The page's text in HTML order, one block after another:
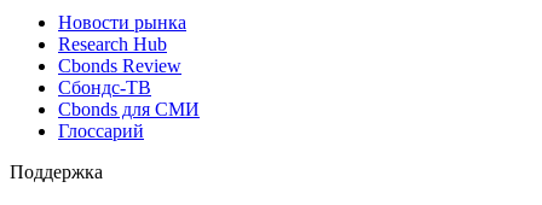
Новости рынка
Research Hub
Cbonds Review
Сбондс-ТВ
Cbonds для СМИ
Глоссарий
Поддержка